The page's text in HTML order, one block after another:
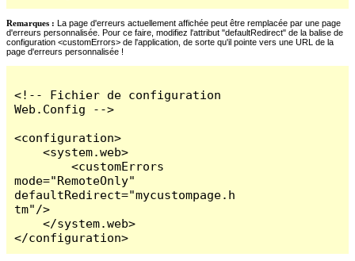
Remarques : La page d'erreurs actuellement affichée peut être remplacée par une page
d'erreurs personnalisée. Pour ce faire, modifiez l'attribut "defaultRedirect" de la balise de
configuration <customErrors> de l'application, de sorte qu'il pointe vers une URL de la
page d'erreurs personnalisée !
<!-- Fichier de configuration
Web.Config -->
<configuration>
    <system.web>
        <customErrors
mode="RemoteOnly"
defaultRedirect="mycustompage.h
tm"/>
    </system.web>
</configuration>